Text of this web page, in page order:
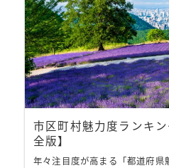
市区町村魅力度ランキ
全版】
年々注目度が高まる「都道府県